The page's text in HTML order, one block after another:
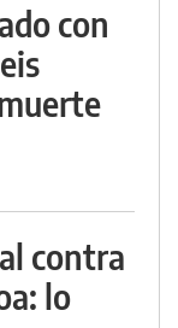
con
contra
lo